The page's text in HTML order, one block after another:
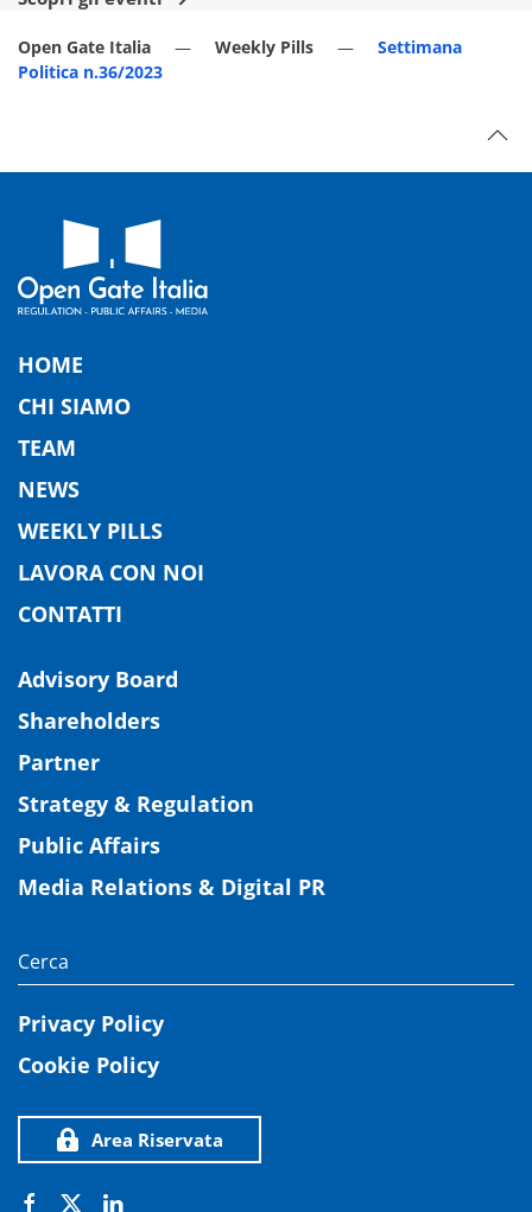
Open Gate Italia Weekly Pills
Settimana
Politica n.36/2023
HOME
CHI SIAMO
TEAM
NEWS
WEEKLY PILLS
LAVORA CON NOI
CONTATTI
Advisory Board
Shareholders
Partner
Strategy & Regulation
Public Affairs
Media Relations & Digital PR
Privacy Policy
Cookie Policy
Area Riservata